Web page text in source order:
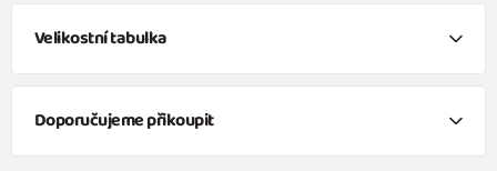
Velikostní tabulka
Reálné vnitřní rozměry
Velikost 20 21
Doporučujeme přikoupit